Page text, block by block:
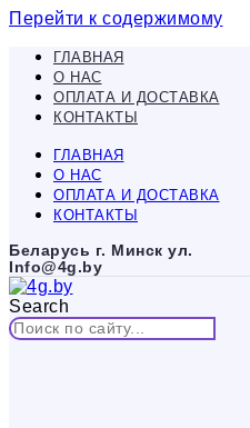
Перейти к содержимому
ГЛАВНАЯ
О НАС
ОПЛАТА И ДОСТАВКА
КОНТАКТЫ
ГЛАВНАЯ
О НАС
ОПЛАТА И ДОСТАВКА
КОНТАКТЫ
Беларусь г. Минск ул.
Info@4g.by
Search